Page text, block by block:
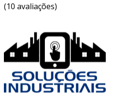
(10 avaliações)